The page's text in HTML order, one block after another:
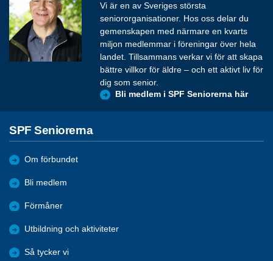
Vi är en av Sveriges största
seniororganisationer. Hos oss delar du
gemenskapen med närmare en kvarts
miljon medlemmar i föreningar över hela
landet. Tillsammans verkar vi för att skapa
bättre villkor för äldre – och ett aktivt liv för
dig som senior.
Bli medlem i SPF Seniorerna här
SPF Seniorerna
Om förbundet
Bli medlem
Förmåner
Utbildning och aktiviteter
Så tycker vi